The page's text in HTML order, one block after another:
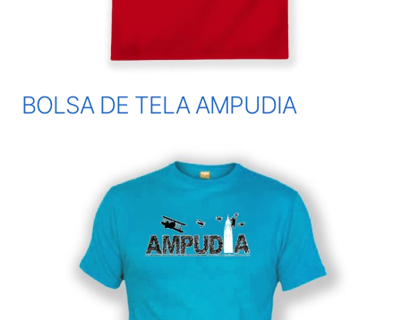
BOLSA DE TELA AMPUDIA